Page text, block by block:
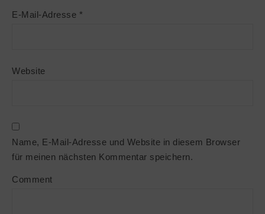
E-Mail-Adresse *
Website
Name, E-Mail-Adresse und Website in diesem Browser
für meinen nächsten Kommentar speichern.
Comment